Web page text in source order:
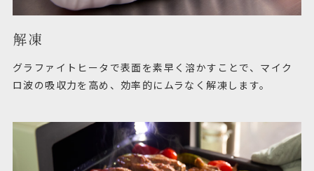
解凍
グラファイトヒータで表面を素早く溶かすことで、マイク
ロ波の吸収力を高め、効率的にムラなく解凍します。